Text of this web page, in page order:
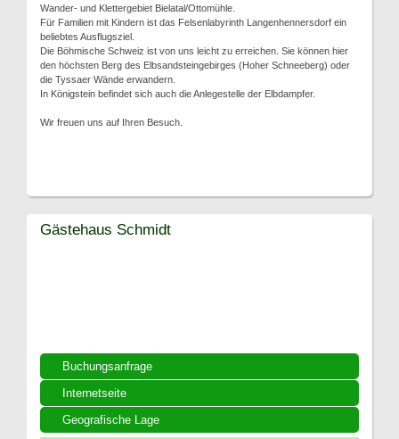
Wander- und Klettergebiet Bielatal/Ottomühle.
Für Familien mit Kindern ist das Felsenlabyrinth Langenhennersdorf ein
beliebtes Ausflugsziel.
Die Böhmische Schweiz ist von uns leicht zu erreichen. Sie können hier
den höchsten Berg des Elbsandsteingebirges (Hoher Schneeberg) oder
die Tyssaer Wände erwandern.
In Königstein befindet sich auch die Anlegestelle der Elbdampfer.
Wir freuen uns auf Ihren Besuch.
Buchungsanfrage
Internetseite
Geografische Lage
Gästehaus Schmidt